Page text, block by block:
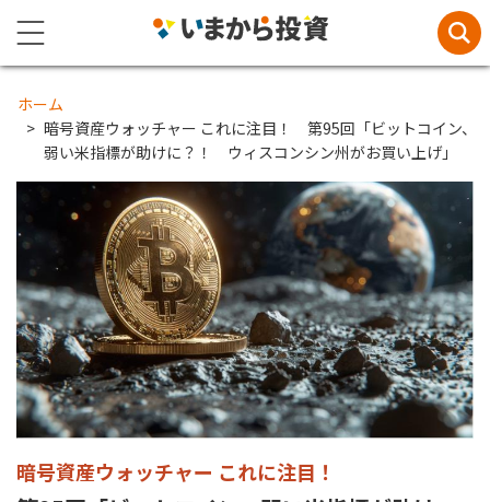
ホーム
暗号資産ウォッチャー これに注目！ 第95回「ビットコイン、
弱い米指標が助けに？！ ウィスコンシン州がお買い上げ」
暗号資産ウォッチャー これに注目！